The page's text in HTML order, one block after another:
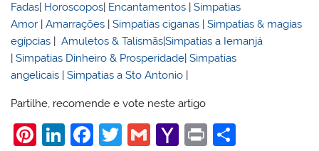
Fadas Horoscopos Encantamentos |Simpatias
Amor |Amarrações |Simpatias ciganas |Simpatias & magias
egípcias |Amuletos & Talismãs|Simpatias a Iemanjá
|Simpatias Dinheiro & Prosperidade |Simpatias
angelicais |Simpatias a Sto Antonio
Partilhe, recomende e vote neste artigo
Pi
Li
F
T
G
Y
Pr